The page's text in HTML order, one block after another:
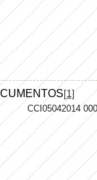
[1]